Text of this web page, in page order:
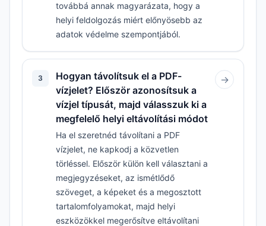
továbbá annak magyarázata, hogy a
helyi feldolgozás miért előnyösebb az
adatok védelme szempontjából.
3
Hogyan távolítsuk el a PDF-
vízjelet? Először azonosítsuk a
vízjel típusát, majd válasszuk ki a
megfelelő helyi eltávolítási módot
Ha el szeretnéd távolítani a PDF
vízjelet, ne kapkodj a közvetlen
törléssel. Először külön kell választani a
megjegyzéseket, az ismétlődő
szöveget, a képeket és a megosztott
tartalomfolyamokat, majd helyi
eszközökkel megerősítve eltávolítani
→